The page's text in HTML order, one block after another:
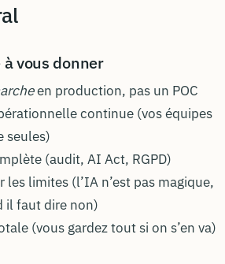
à vous donner
en production, pas un POC
continue (vos équipes
seules)
(audit, AI Act, RGPD)
les limites (l’IA n’est pas magique,
il faut dire non)
(vous gardez tout si on s’en va)